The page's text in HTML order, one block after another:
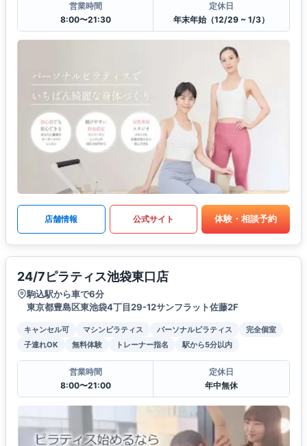
営業時間
8:00〜21:30
定休日
年末年始（12/29 ~ 1/3）
店舗情報 公式サイト 体験・相談予約
24/7ピラティス池袋東口店
駒込駅から車で6分
東京都豊島区東池袋4丁目29-12サンフラット佐藤2F
キャンセル可 マシンピラティス パーソナルピラティス
完全個室
子連れOK
無料体験 トレーナー指名 駅から5分以内
営業時間
8:00〜21:00
定休日
年中無休